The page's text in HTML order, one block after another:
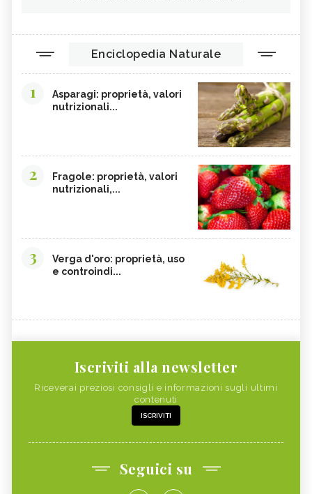
Enciclopedia Naturale
1
Asparagi: proprietà, valori
nutrizionali...
2
Fragole: proprietà, valori
nutrizionali,...
3
Verga d'oro: proprietà, uso
e controindi...
Iscriviti alla newsletter
Riceverai preziosi consigli e informazioni sugli ultimi
contenuti
ISCRIVITI
Seguici su